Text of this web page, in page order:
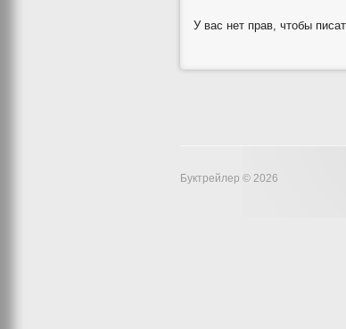
У вас нет прав, чтобы
Буктрейлер © 2026